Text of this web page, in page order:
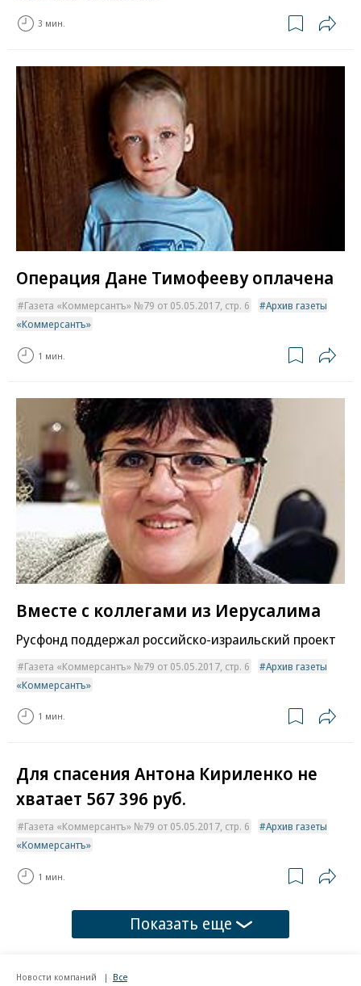
3 мин.
Операция Дане Тимофееву оплачена
Газета «Коммерсантъ» №79 от 05.05.2017, стр. 6
Архив газеты
«Коммерсантъ»
1 мин.
Вместе с коллегами из Иерусалима
Русфонд поддержал российско-израильский проект
Газета «Коммерсантъ» №79 от 05.05.2017, стр. 6
Архив газеты
«Коммерсантъ»
1 мин.
Для спасения Антона Кириленко не
хватает 567 396 руб.
Газета «Коммерсантъ» №79 от 05.05.2017, стр. 6
Архив газеты
«Коммерсантъ»
1 мин.
Показать еще
Новости компаний Все